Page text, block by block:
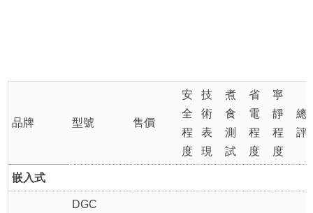
品牌 型號 售價
安
全
程
度
技
術
表
現
煮
食
測
試
省
電
程
度
寧
靜
程
度
總
評
嵌入式
DGC